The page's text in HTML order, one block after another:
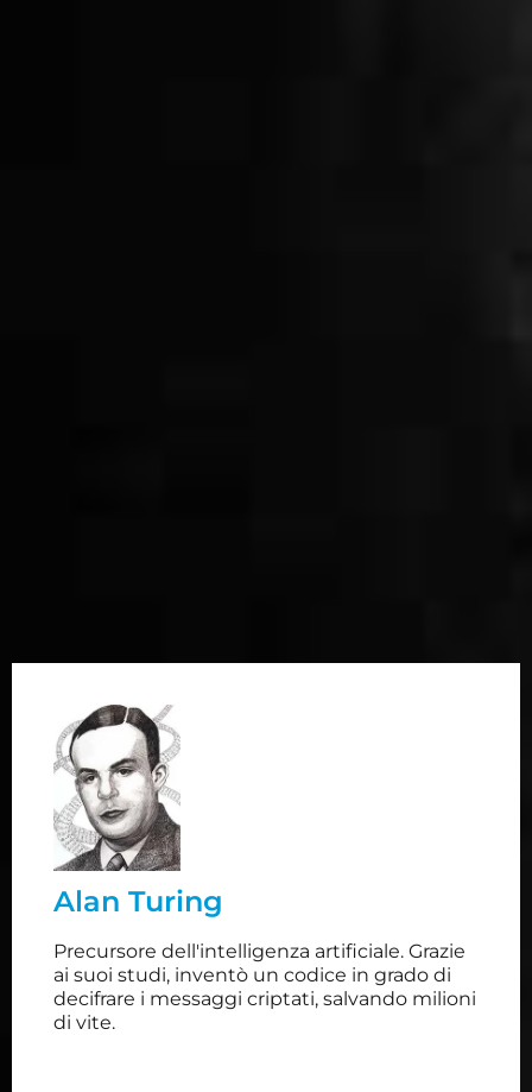
Alan Turing
Precursore dell'intelligenza artificiale. Grazie
ai suoi studi, inventò un codice in grado di
decifrare i messaggi criptati, salvando milioni
di vite.
Considerato uno dei più grandi matematici del
XX secolo, Turing ha dato un impulso decisivo allo
sviluppo dell'informatica, grazie alla
formalizzazione del concetto di funzione
calcolabile tramite un modello astratto di
macchina calcolatrice. Fornì un contributo
decisivo come crittografo all'interpretazione dei
messaggi cifrati.